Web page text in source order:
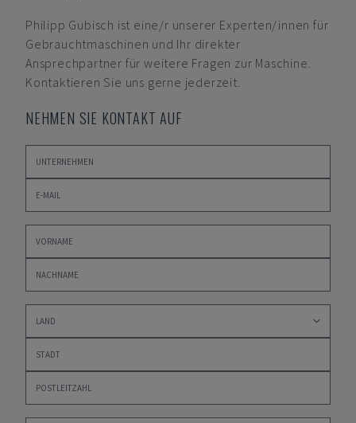
Philipp Gubisch ist eine/r unserer Experten/innen für
Gebrauchtmaschinen und Ihr direkter
Ansprechpartner für weitere Fragen zur Maschine.
Kontaktieren Sie uns gerne jederzeit.
NEHMEN SIE KONTAKT AUF